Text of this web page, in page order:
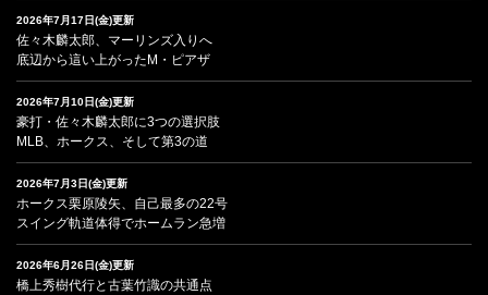
2026年7月17日(金)更新
佐々木麟太郎、マーリンズ入りへ
底辺から這い上がったM・ピアザ
2026年7月10日(金)更新
豪打・佐々木麟太郎に3つの選択肢
MLB、ホークス、そして第3の道
2026年7月3日(金)更新
ホークス栗原陵矢、自己最多の22号
スイング軌道体得でホームラン急増
2026年6月26日(金)更新
橋上秀樹代行と古葉竹識の共通点